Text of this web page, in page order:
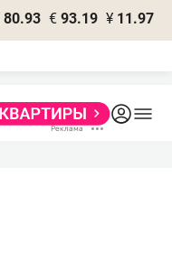
80.93 € 93.19 ¥ 11.97